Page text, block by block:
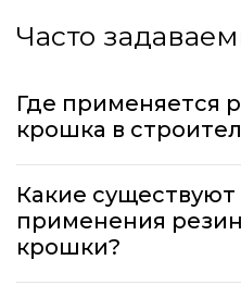
Часто
Где применяется
крошка в
Какие
применения
крошки?